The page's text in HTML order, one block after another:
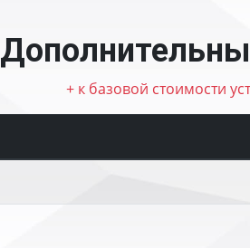
+ к базовой стоимости